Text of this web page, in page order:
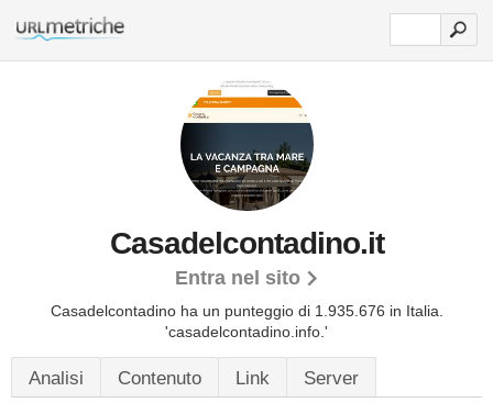
Casadelcontadino.it
Entra nel sito
Casadelcontadino ha un punteggio di 1.935.676 in Italia.
'casadelcontadino.info.'
Analisi Contenuto Link Server